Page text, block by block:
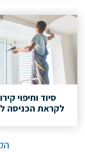
סיוד וחיפוי
לקראת הכניסה